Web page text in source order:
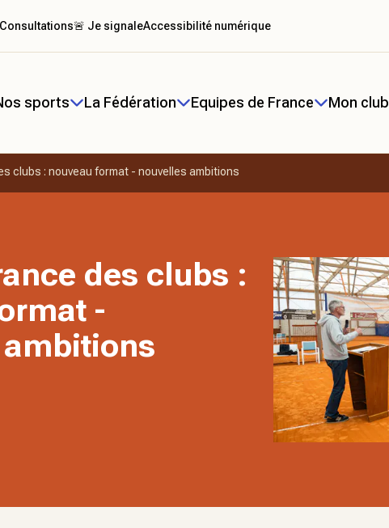
sports La Fédération Equipes de France Mon club
Consultations🚨 Je signaleAccessibilité numérique
clubs : nouveau format - nouvelles ambitions
des clubs :
-